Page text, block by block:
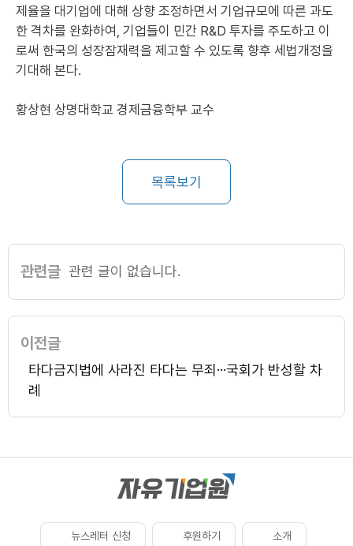
제율을 대기업에 대해 상향 조정하면서 기업규모에 따른 과도
한 격차를 완화하여, 기업들이 민간 R&D 투자를 주도하고 이
로써 한국의 성장잠재력을 제고할 수 있도록 향후 세법개정을
기대해 본다.
황상현 상명대학교 경제금융학부 교수
목록보기
관련글 관련 글이 없습니다.
이전글
타다금지법에 사라진 타다는 무죄···국회가 반성할 차
례
뉴스레터 신청 후원하기 소개